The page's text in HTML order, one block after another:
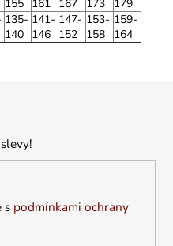
155 161 167
173
179
135-
140
141-
146
147-
152
153-
158
159-
164
s podmínkami ochrany